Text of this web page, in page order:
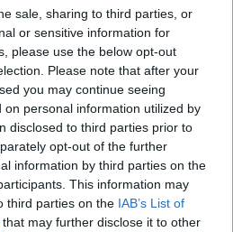
sale, sharing to third parties, or
or sensitive information for
please use the below opt-out
Please note that after your
you may continue seeing
on personal information utilized by
disclosed to third parties prior to
opt-out of the further
information by third parties on the
This information may
third parties on the IAB’s List of
that may further disclose it to other